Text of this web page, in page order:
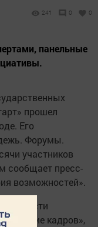
241 0 0
панельные
прошел
Его
Форумы.
участников
сообщает пресс-
возможностей».
на шести
кадров»,